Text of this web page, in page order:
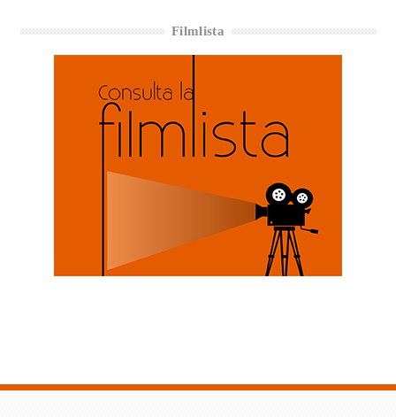
Filmlista